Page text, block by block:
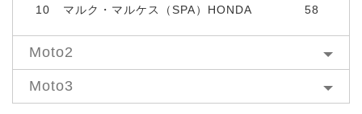
10 マルク・マルケス（SPA）HONDA 58
Moto2
Moto3